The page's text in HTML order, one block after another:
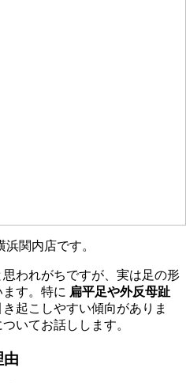
関内店です。
思われがちですが、実は足の形
す。特に 扁平足や外反母趾
起こしやすい傾向がありま
いてお話しします。
由